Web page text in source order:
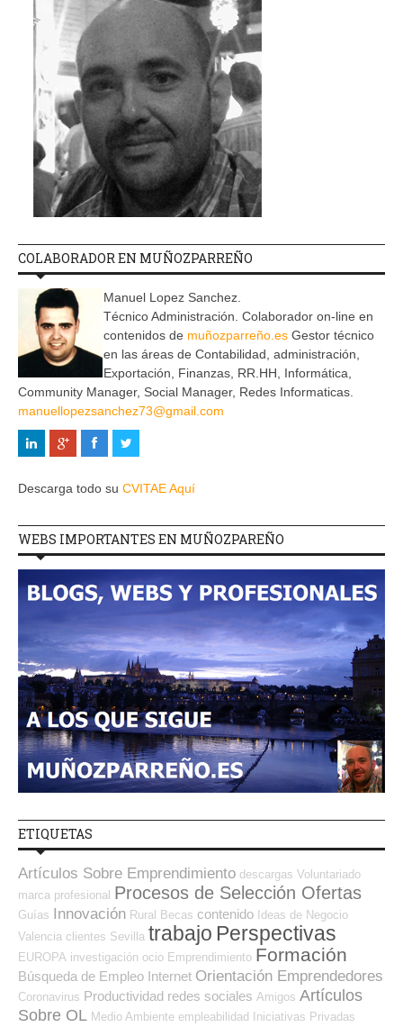
COLABORADOR EN MUÑOZPARREÑO
Manuel Lopez Sanchez.
Técnico Administración. Colaborador on-line en
contenidos de muñozparreño.es Gestor técnico
en las áreas de Contabilidad, administración,
Exportación, Finanzas, RR.HH, Informática,
Community Manager, Social Manager, Redes Informaticas.
manuellopezsanchez73@gmail.com
Descarga todo su CVITAE Aquí
WEBS IMPORTANTES EN MUÑOZPAREÑO
ETIQUETAS
Artículos Sobre Emprendimiento descargas Voluntariado
marca profesional Procesos de Selección Ofertas
Guías Innovación Rural Becas contenido Ideas de Negocio
Valencia clientes Sevilla trabajo Perspectivas
EUROPA investigación ocio Emprendimiento Formación
Búsqueda de Empleo Internet Orientación Emprendedores
Coronavirus Productividad redes sociales Amigos Artículos
Sobre OL Medio Ambiente empleabilidad
Iniciativas Privadas